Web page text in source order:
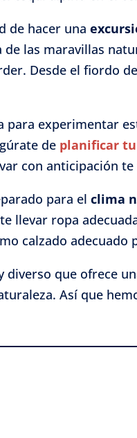
de hacer una
de las maravillas
Desde el fiordo
para experimentar
de planificar
con anticipación
para elclima
llevar ropa
calzado adecuado
que ofrece
Así que